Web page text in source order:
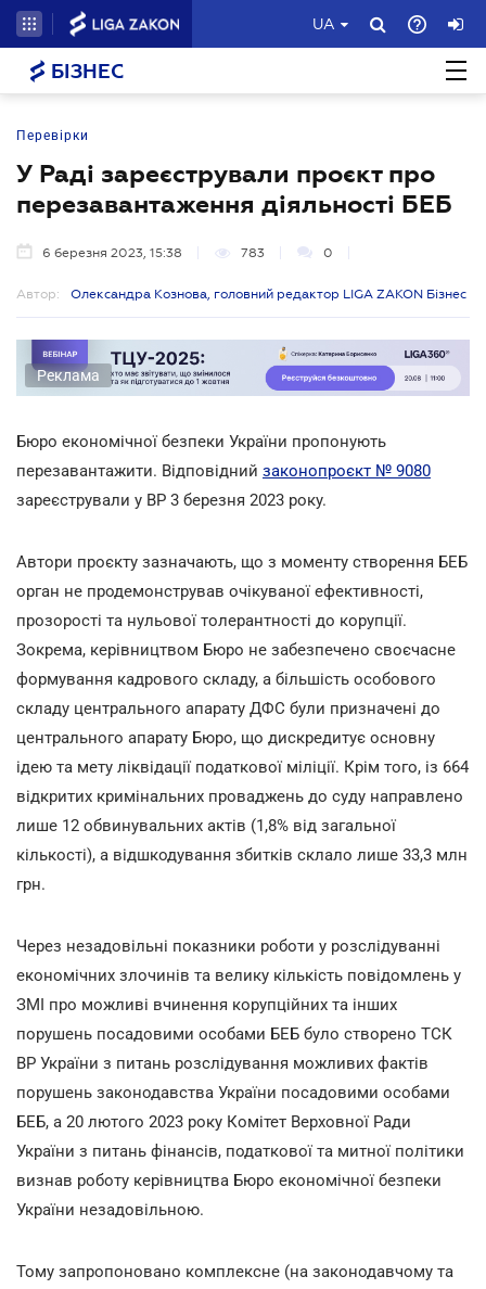
UA
БІЗНЕС
Перевірки
У Раді зареєстрували проєкт про
перезавантаження діяльності БЕБ
6 березня 2023, 15:38 783 0
Автор: Олександра Кознова, головний редактор LIGA ZAKON Бізнес
Реклама
Бюро економічної безпеки України пропонують
перезавантажити. Відповідний законопроєкт № 9080
зареєстрували у ВР 3 березня 2023 року.
Автори проєкту зазначають, що з моменту створення БЕБ
орган не продемонстрував очікуваної ефективності,
прозорості та нульової толерантності до корупції.
Зокрема, керівництвом Бюро не забезпечено своєчасне
формування кадрового складу, а більшість особового
складу центрального апарату ДФС були призначені до
центрального апарату Бюро, що дискредитує основну
ідею та мету ліквідації податкової міліції. Крім того, із 664
відкритих кримінальних проваджень до суду направлено
лише 12 обвинувальних актів (1,8% від загальної
кількості), а відшкодування збитків склало лише 33,3 млн
грн.
Через незадовільні показники роботи у розслідуванні
економічних злочинів та велику кількість повідомлень у
ЗМІ про можливі вчинення корупційних та інших
порушень посадовими особами БЕБ було створено ТСК
ВР України з питань розслідування можливих фактів
порушень законодавства України посадовими особами
БЕБ, а 20 лютого 2023 року Комітет Верховної Ради
України з питань фінансів, податкової та митної політики
визнав роботу керівництва Бюро економічної безпеки
України незадовільною.
Тому запропоновано комплексне (на законодавчому та